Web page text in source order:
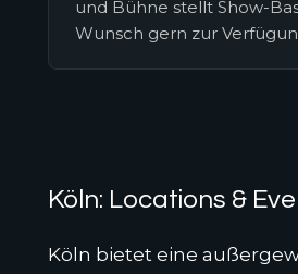
und Bühne stellt Show-
Wunsch gern zur
Köln: Locations &
Köln bietet eine